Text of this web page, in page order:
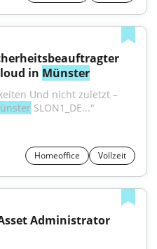
in Münster
Und nicht zuletzt –
SLON1_DE..."
Homeoffice Vollzeit
Administrator